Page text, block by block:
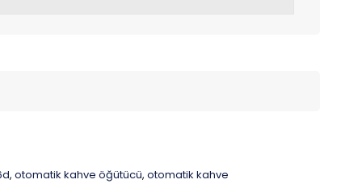
, otomatik kahve öğütücü, otomatik kahve